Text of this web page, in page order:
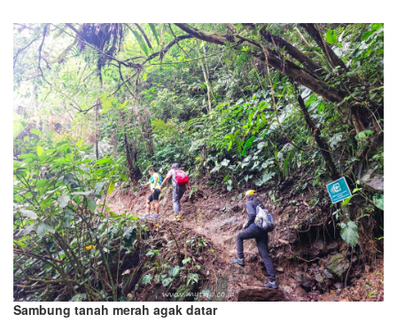
Sambung tanah merah agak datar